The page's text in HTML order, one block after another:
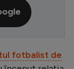
fotbalist de